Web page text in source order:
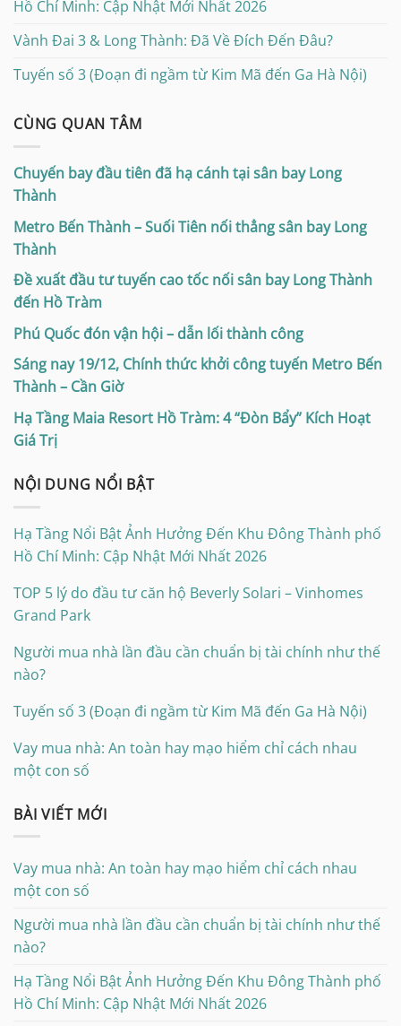
Hồ Chí Minh: Cập Nhật Mới Nhất 2026
Vành Đai 3 & Long Thành: Đã Về Đích Đến Đâu?
Tuyến số 3 (Đoạn đi ngầm từ Kim Mã đến Ga Hà Nội)
CÙNG QUAN TÂM
Chuyến bay đầu tiên đã hạ cánh tại sân bay Long
Thành
Metro Bến Thành – Suối Tiên nối thẳng sân bay Long
Thành
Đề xuất đầu tư tuyến cao tốc nối sân bay Long Thành
đến Hồ Tràm
Phú Quốc đón vận hội – dẫn lối thành công
Sáng nay 19/12, Chính thức khởi công tuyến Metro Bến
Thành – Cần Giờ
Hạ Tầng Maia Resort Hồ Tràm: 4 “Đòn Bẩy” Kích Hoạt
Giá Trị
NỘI DUNG NỔI BẬT
Hạ Tầng Nổi Bật Ảnh Hưởng Đến Khu Đông Thành phố
Hồ Chí Minh: Cập Nhật Mới Nhất 2026
TOP 5 lý do đầu tư căn hộ Beverly Solari – Vinhomes
Grand Park
Người mua nhà lần đầu cần chuẩn bị tài chính như thế
nào?
Tuyến số 3 (Đoạn đi ngầm từ Kim Mã đến Ga Hà Nội)
Vay mua nhà: An toàn hay mạo hiểm chỉ cách nhau
một con số
BÀI VIẾT MỚI
Vay mua nhà: An toàn hay mạo hiểm chỉ cách nhau
một con số
Người mua nhà lần đầu cần chuẩn bị tài chính như thế
nào?
Hạ Tầng Nổi Bật Ảnh Hưởng Đến Khu Đông Thành phố
Hồ Chí Minh: Cập Nhật Mới Nhất 2026